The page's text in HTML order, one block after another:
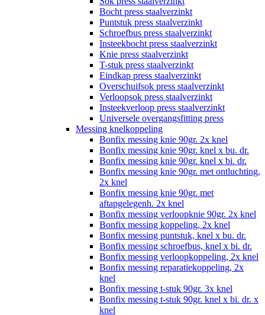
Bocht press staalverzinkt
Puntstuk press staalverzinkt
Schroefbus press staalverzinkt
Insteekbocht press staalverzinkt
Knie press staalverzinkt
T-stuk press staalverzinkt
Eindkap press staalverzinkt
Overschuifsok press staalverzinkt
Verloopsok press staalverzinkt
Insteekverloop press staalverzinkt
Universele overgangsfitting press
Messing knelkoppeling
Bonfix messing knie 90gr. 2x knel
Bonfix messing knie 90gr. knel x bu. dr.
Bonfix messing knie 90gr. knel x bi. dr.
Bonfix messing knie 90gr. met ontluchting,
2x knel
Bonfix messing knie 90gr. met
aftapgelegenh. 2x knel
Bonfix messing verloopknie 90gr. 2x knel
Bonfix messing koppeling, 2x knel
Bonfix messing puntstuk, knel x bu. dr.
Bonfix messing schroefbus, knel x bi. dr.
Bonfix messing verloopkoppeling, 2x knel
Bonfix messing reparatiekoppeling, 2x
knel
Bonfix messing t-stuk 90gr. 3x knel
Bonfix messing t-stuk 90gr. knel x bi. dr. x
knel